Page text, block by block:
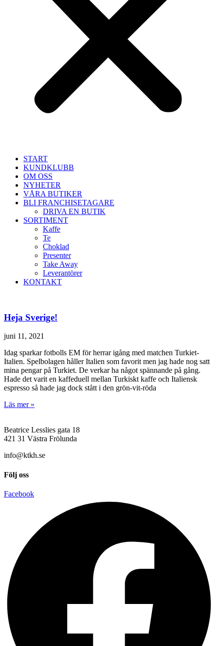
START
KUNDKLUBB
OM OSS
NYHETER
VÅRA BUTIKER
BLI FRANCHISETAGARE
DRIVA EN BUTIK
SORTIMENT
Kaffe
Te
Choklad
Presenter
Take Away
Leverantörer
KONTAKT
Heja Sverige!
juni 11, 2021
Idag sparkar fotbolls EM för herrar igång med matchen Turkiet-
Italien. Spelbolagen håller Italien som favorit men jag hade nog satt
mina pengar på Turkiet. De verkar ha något spännande på gång.
Hade det varit en kaffeduell mellan Turkiskt kaffe och Italiensk
espresso så hade jag dock stått i den grön-vit-röda
Läs mer »
Beatrice Lesslies gata 18
421 31 Västra Frölunda
info@ktkh.se
Följ oss
Facebook